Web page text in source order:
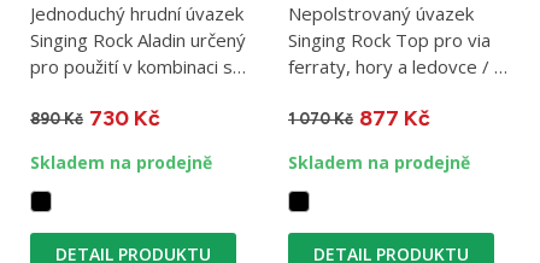
Jednoduchý hrudní úvazek
Singing Rock Aladin určený
pro použití v kombinaci se
890 Kč 730 Kč
Skladem na prodejně
DETAIL PRODUKTU
Nepolstrovaný úvazek
Singing Rock Top pro via
ferraty, hory a ledovce / 1
1 070 Kč 877 Kč
Skladem na prodejně
DETAIL PRODUKTU